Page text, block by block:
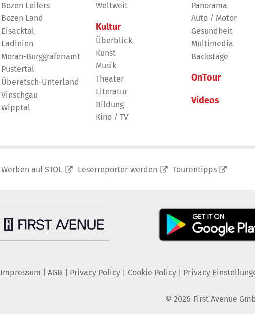
Bozen Leifers
Bozen Land
Eisacktal
Ladinien
Meran-Burggrafenamt
Pustertal
Überetsch-Unterland
Vinschgau
Wipptal
Weltweit
Kultur
Überblick
Kunst
Musik
Theater
Literatur
Bildung
Kino / TV
Panorama
Auto / Motor
Gesundheit
Multimedia
Backstage
OnTour
Videos
Werben auf STOL Leserreporter werden Tourentipps
Impressum AGB Privacy Policy| Cookie Policy| Privacy
© 2026 First Avenue